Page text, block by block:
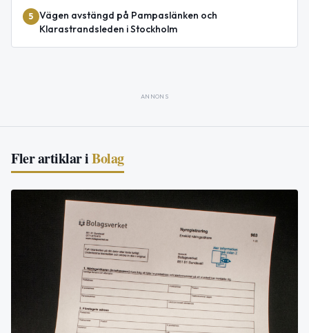
5 Vägen avstängd på Pampaslänken och
Klarastrandsleden i Stockholm
ANNONS
Fler artiklar iBolag